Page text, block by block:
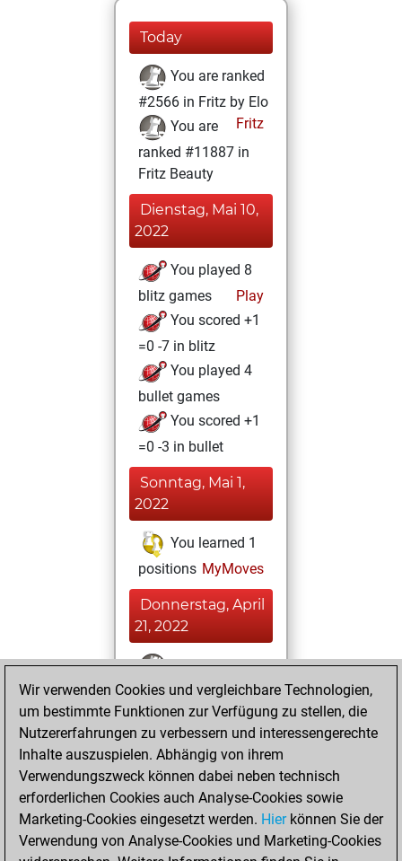
Today
You are ranked
#2566 in Fritz by Elo
Fritz
You are
ranked #11887 in
Fritz Beauty
Dienstag, Mai 10,
2022
You played 8
blitz games
Play
You scored +1
=0 -7 in blitz
You played 4
bullet games
You scored +1
=0 -3 in bullet
Sonntag, Mai 1,
2022
You learned 1
positions MyMoves
Donnerstag, April
21, 2022
You won
against Fritz
Fritz
You achieved a
BeautyScore of 16
You achieved a
new Elo of 1646
Samstag, März 12,
2022
Wir verwenden Cookies und vergleichbare Technologien,
um bestimmte Funktionen zur Verfügung zu stellen, die
Nutzererfahrungen zu verbessern und interessengerechte
Inhalte auszuspielen. Abhängig von ihrem
Verwendungszweck können dabei neben technisch
erforderlichen Cookies auch Analyse-Cookies sowie
Marketing-Cookies eingesetzt werden. Hierkönnen Sie der
Verwendung von Analyse-Cookies und Marketing-Cookies